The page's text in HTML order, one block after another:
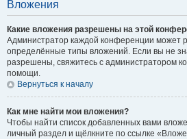
Вложения
Какие вложения разрешены на этой
Администратор каждой конференции может
определённые типы вложений. Если вы не
разрешены, свяжитесь с администратором
помощи.
Вернуться к началу
Как мне найти мои вложения?
Чтобы найти список добавленных вами
личный раздел и щёлкните по ссылке